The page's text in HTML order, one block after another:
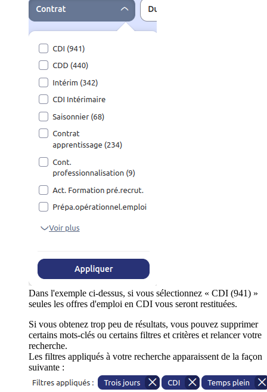
Dans l'exemple ci-dessus, si vous sélectionnez « CDI (941) »
seules les offres d'emploi en CDI vous seront restituées.
Si vous obtenez trop peu de résultats, vous pouvez supprimer
certains mots-clés ou certains filtres et critères et relancer votre
recherche.
Les filtres appliqués à votre recherche apparaissent de la façon
suivante :